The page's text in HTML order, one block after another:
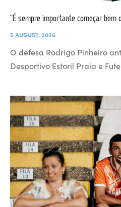
“É sempre importante começar bem
5 AUGUST, 2026
O defesa Rodrigo Pinheiro
Desportivo Estoril Praia e